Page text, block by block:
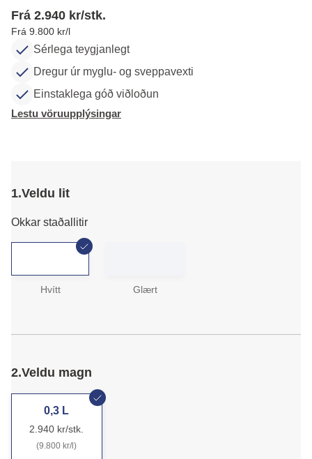
Frá 2.940 kr/stk.
Frá 9.800 kr/l
Sérlega teygjanlegt
Dregur úr myglu- og sveppavexti
Einstaklega góð viðloðun
Lestu vöruupplýsingar
1.Veldu lit
Okkar staðallitir
Hvítt Glært
2.Veldu magn
0,3 L
2.940 kr/stk.
(9.800 kr/l)